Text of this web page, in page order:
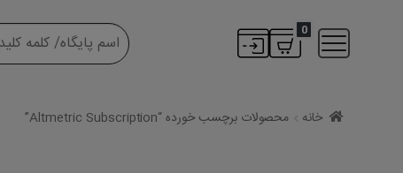
0
خانه محصولات برچسب خورده “Altmetric Subscription”